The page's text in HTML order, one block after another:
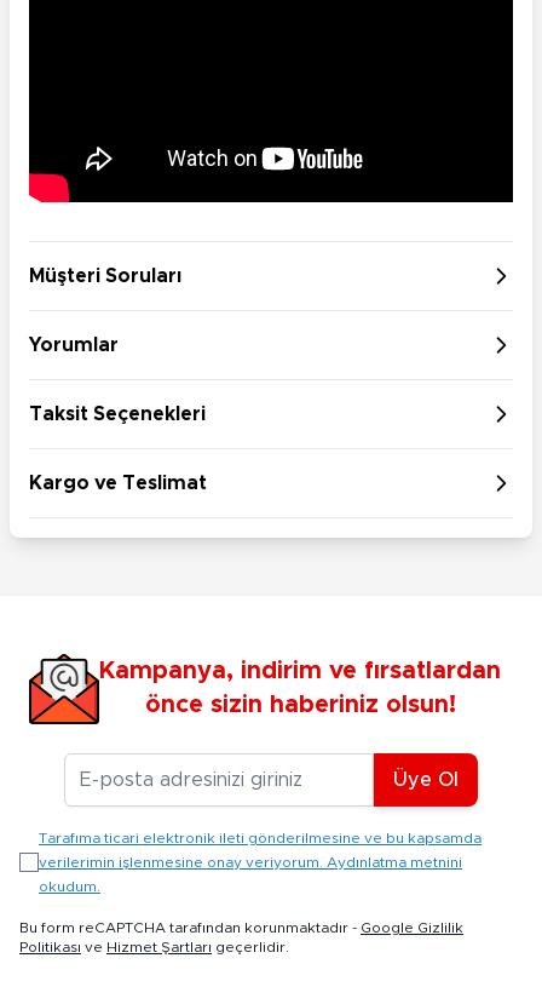
Müşteri Soruları
Yorumlar
Taksit Seçenekleri
Kargo ve Teslimat
Kampanya, indirim ve fırsatlardan
önce sizin haberiniz olsun!
E-posta Adresiniz
Üye Ol
Tarafıma ticari elektronik ileti gönderilmesine ve bu kapsamda
verilerimin işlenmesine onay veriyorum. Aydınlatma metnini
okudum.
Bu form reCAPTCHA tarafından korunmaktadır - Google Gizlilik
Politikası ve Hizmet Şartları geçerlidir.